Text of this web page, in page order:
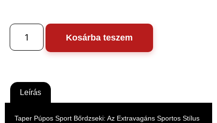
Kosárba teszem
Leírás
Taper Púpos Sport Bőrdzseki: Az Extravagáns Sportos Stílus